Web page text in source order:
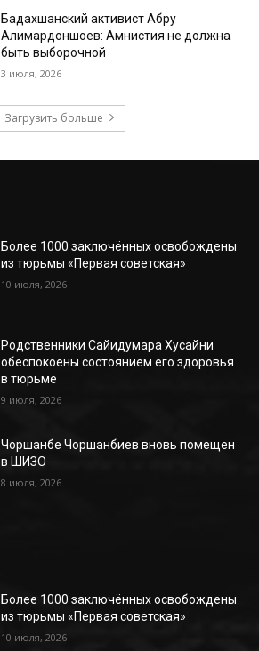
Бадахшанский активист Абру
Алимардоншоев: Амнистия не должна
быть выборочной
3 июля, 2026
Загрузить больше
Более 1000 заключённых освобождены
из тюрьмы «Первая советская»
10 июля, 2026
Родственники Сайидумара Хусайни
обеспокоены состоянием его здоровья
в тюрьме
9 июля, 2026
Чоршанбе Чоршанбиев вновь помещен
в ШИЗО
8 июля, 2026
Более 1000 заключённых освобождены
из тюрьмы «Первая советская»
10 июля, 2026